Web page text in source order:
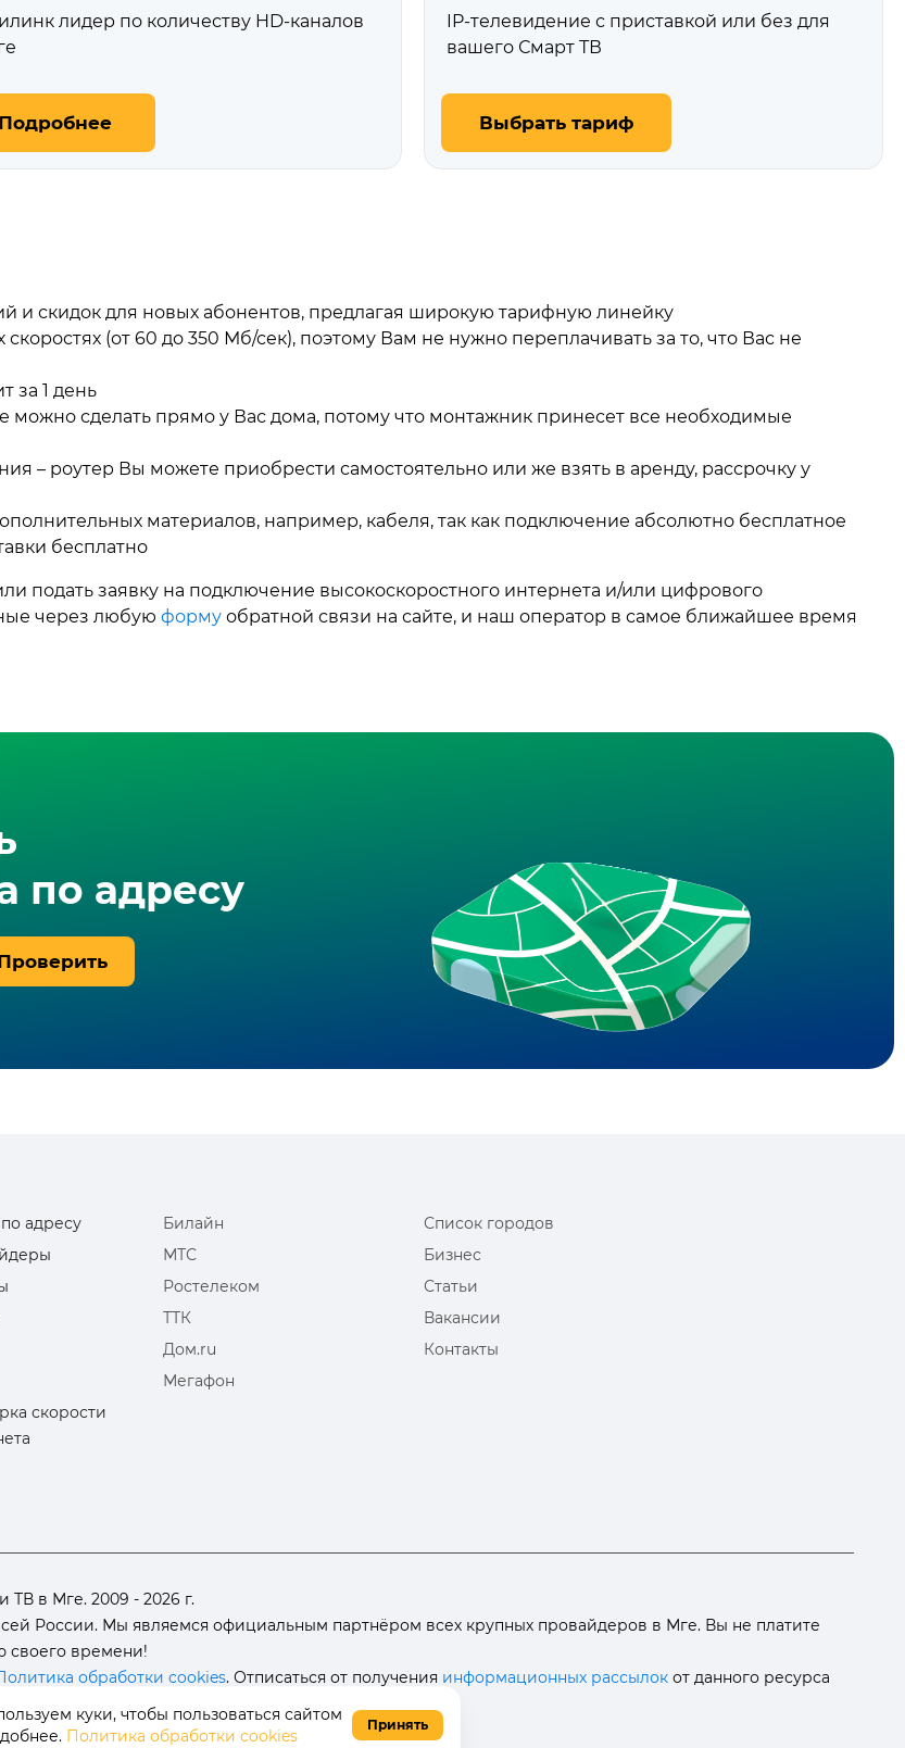
лидер по количеству HD‑каналов
Подробнее
IP-телевидение с приставкой или без для
вашего Смарт ТВ
Выбрать тариф
и скидок для новых абонентов, предлагая широкую тарифную линейку
(от 60 до 350 Мб/сек), поэтому Вам не нужно переплачивать за то, что Вас не
за 1 день
можно сделать прямо у Вас дома, потому что монтажник принесет все необходимые
– роутер Вы можете приобрести самостоятельно или же взять в аренду, рассрочку у
материалов, например, кабеля, так как подключение абсолютно бесплатное
бесплатно
подать заявку на подключение высокоскоростного интернета и/или цифрового
через любую форму обратной связи на сайте, и наш оператор в самое ближайшее время
по адресу
адресу
скорости
Билайн
МТС
Ростелеком
ТТК
Дом.ru
Мегафон
Список городов
Бизнес
Статьи
Вакансии
Контакты
в Мге. 2009 - 2026 г.
России. Мы являемся официальным партнёром всех крупных провайдеров в Мге. Вы не платите
своего времени!
обработки cookies. Отписаться от получения информационных рассылок от данного ресурса
куки, чтобы пользоваться сайтом
Политика обработки cookies
Принять